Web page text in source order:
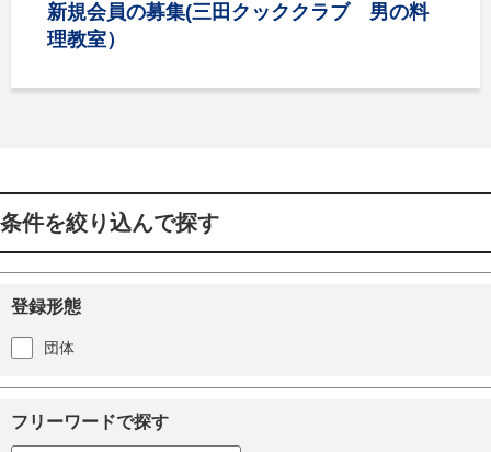
新規会員の募集(三田クッククラブ 男の料
理教室）
条件を絞り込んで探す
登録形態
団体
フリーワードで探す